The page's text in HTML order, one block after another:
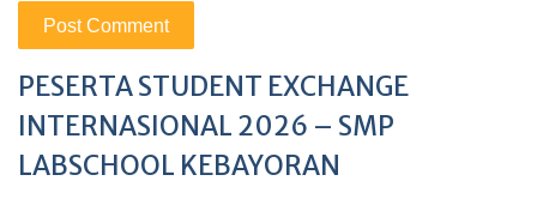
PESERTA STUDENT EXCHANGE
INTERNASIONAL 2026 – SMP
LABSCHOOL KEBAYORAN